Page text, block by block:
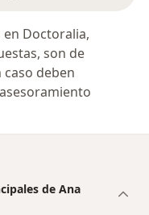
Doctoralia,
son de
deben
de Ana